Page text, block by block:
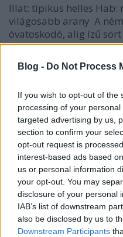
Blog - Do Not Process
If you wish to opt-out of the
processing of your
targeted advertising by us,
section to confirm your
opt-out request is
interest-based ads based
us or personal information
your opt-out. You may
disclosure of your personal
IAB’s list of downstream
also be disclosed by us to
Downstream Participants
Illat: tipikus helles Hab:
világosabb arany A
óvatoskodó, alig ízű
való. Azt el kell ismerni,
kijönnek és a
tökéletes darab. Én a